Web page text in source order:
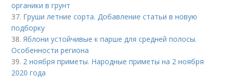
органики в грунт
37. Груши летние сорта. Добавление статьи в новую
подборку
38.Яблони устойчивые к парше для средней полосы.
Особенности региона
39. 2 ноября приметы. Народные приметы на 2 ноября
2020 года